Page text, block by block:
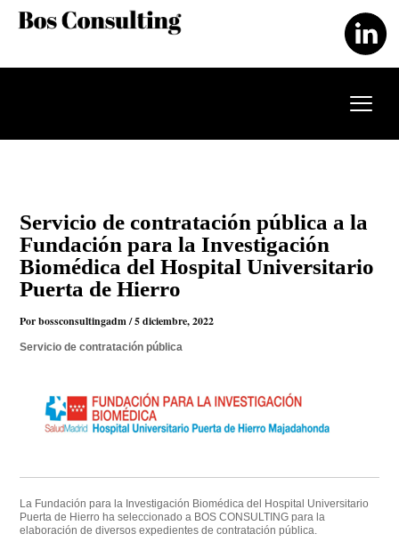
Servicio de contratación pública a la
Fundación para la Investigación
Biomédica del Hospital Universitario
Puerta de Hierro
Porbossconsultingadm/5 diciembre, 2022
Servicio de contratación pública
La Fundación para la Investigación Biomédica del Hospital Universitario
Puerta de Hierro ha seleccionado a BOS CONSULTING para la
elaboración de diversos expedientes de contratación pública.